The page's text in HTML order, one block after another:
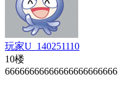
玩家U_140251110
10楼
66666666666666666666666